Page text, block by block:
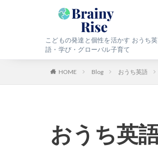
こどもの発達と個性を活かす おうち英
語・学び・グローバル子育て
HOME Blog おうち英語
おうち英